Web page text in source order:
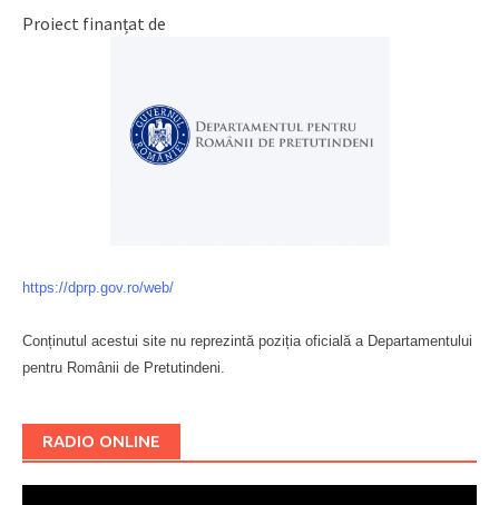
Proiect finanțat de
https://dprp.gov.ro/web/
Conținutul acestui site nu reprezintă poziția oficială a Departamentului
pentru Românii de Pretutindeni.
RADIO ONLINE